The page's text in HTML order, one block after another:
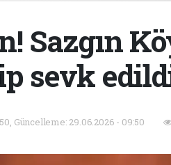
Sazgın
sevk
Güncelleme: 29.06.2026 - 09:50